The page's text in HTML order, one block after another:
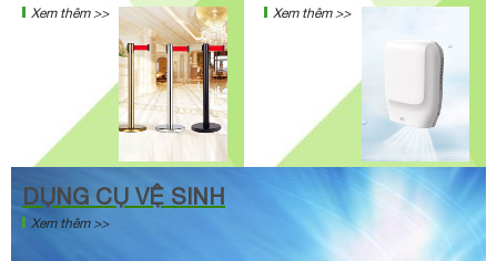
Xem thêm >> Xem thêm >>
DỤNG CỤ VỆ SINH
Xem thêm >>